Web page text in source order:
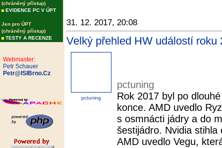
(chráněný přístup)
EVIDENCE PC V ÚPT
Jen pro ÚPT
(chráněný přístup)
TESTY A RECENZE
Webmaster:
Petr Schauer
Petr@ISIBrno.Cz
31. 12. 2017, 20:08
Velký přehled HW událostí
pctuning
pctuning
Rok 2017 byl po
konce. AMD uvedlo
s osmnácti jádry a do
šestijádro. Nvidia
AMD uvedlo Vegu,